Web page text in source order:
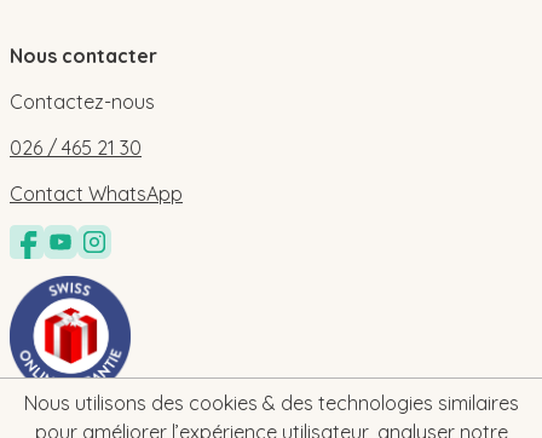
Nous utilisons des cookies & des technologies similaires
pour améliorer l’expérience utilisateur, analyser notre
Nous contacter
Contactez-nous
026 / 465 21 30
Contact WhatsApp